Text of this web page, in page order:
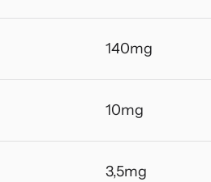
140mg
10mg
3,5mg